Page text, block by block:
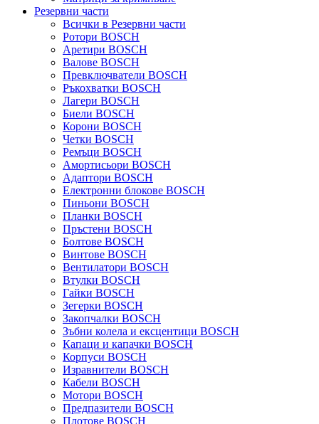
Резервни части
Всички в Резервни части
Ротори BOSCH
Аретири BOSCH
Валове BOSCH
Превключватели BOSCH
Ръкохватки BOSCH
Лагери BOSCH
Биели BOSCH
Корони BOSCH
Четки BOSCH
Ремъци BOSCH
Амортисьори BOSCH
Адаптори BOSCH
Електронни блокове BOSCH
Пиньони BOSCH
Планки BOSCH
Пръстени BOSCH
Болтове BOSCH
Винтове BOSCH
Вентилатори BOSCH
Втулки BOSCH
Гайки BOSCH
Зегерки BOSCH
Закопчалки BOSCH
Зъбни колела и ексцентици BOSCH
Капаци и капачки BOSCH
Корпуси BOSCH
Изравнители BOSCH
Кабели BOSCH
Мотори BOSCH
Предпазители BOSCH
Плотове BOSCH